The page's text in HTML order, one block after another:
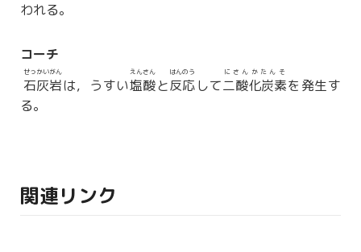
われる。
コーチ
石灰岩
せっかいがん
は，うすい塩酸
えんさん
と反応
はんのう
して二酸化炭素
にさんかたんそ
を発生す
る。
関連リンク